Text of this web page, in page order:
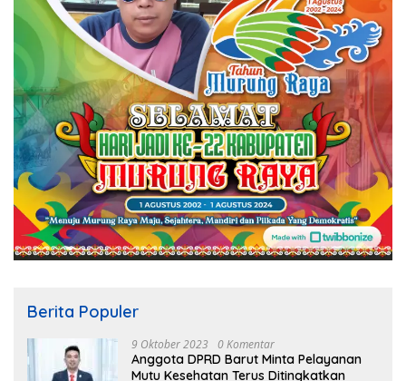
Berita Populer
9 Oktober 2023 0 Komentar
Anggota DPRD Barut Minta Pelayanan
Mutu Kesehatan Terus Ditingkatkan